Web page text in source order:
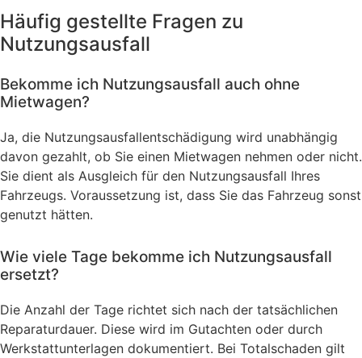
Häufig gestellte Fragen zu
Nutzungsausfall
Bekomme ich Nutzungsausfall auch ohne
Mietwagen?
Ja, die Nutzungsausfallentschädigung wird unabhängig
davon gezahlt, ob Sie einen Mietwagen nehmen oder nicht.
Sie dient als Ausgleich für den Nutzungsausfall Ihres
Fahrzeugs. Voraussetzung ist, dass Sie das Fahrzeug sonst
genutzt hätten.
Wie viele Tage bekomme ich Nutzungsausfall
ersetzt?
Die Anzahl der Tage richtet sich nach der tatsächlichen
Reparaturdauer. Diese wird im Gutachten oder durch
Werkstattunterlagen dokumentiert. Bei Totalschaden gilt